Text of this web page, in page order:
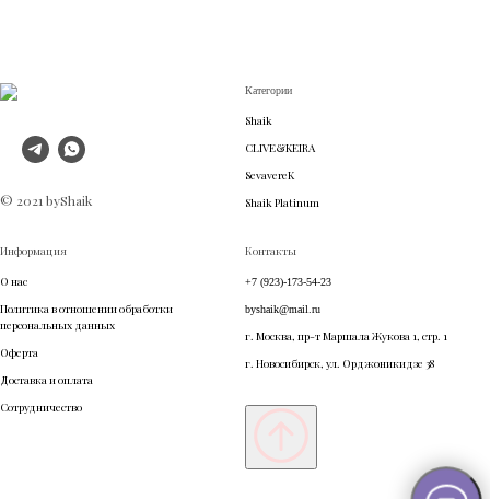
© 2021 byShaik
Категории
Shaik
CLIVE&KEIRA
SevavereK
Shaik Platinum
Информация
О нас
Политика в отношении обработки
персональных данных
Оферта
Доставка и оплата
Сотрудничество
Контакты
+7 (923)-173-54-23
byshaik@mail.ru
г. Москва, пр-т Маршала Жукова 1, стр. 1
г. Новосибирск, ул. Орджоникидзе 38